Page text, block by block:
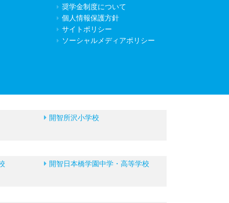
奨学金制度について
個人情報保護方針
サイトポリシー
ソーシャルメディアポリシー
開智所沢小学校
開智日本橋学園中学・高等学校